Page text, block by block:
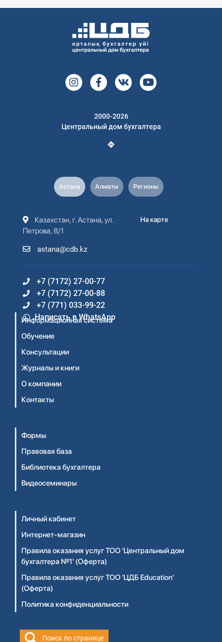
Поиск по странице
2000-2026
Центральный дом бухгалтера
Астана Алматы Регионы
Казахстан, г. Астана, ул.
Петрова, 8/1
astana@cdb.kz
На карте
+7 (7172) 27-00-77
+7 (7172) 27-00-88
+7 (771) 033-99-22
Написать в WhatsApp
Информационная система
Обучение
Консультации
Журналы и книги
О компании
Контакты
Формы
Правовая база
Библиотека бухгалтера
Видеосеминары
Личный кабинет
Интернет-магазин
Правила оказания услуг ТОО 'Центральный дом
бухгалтера №1' (Оферта)
Правила оказания услуг ТОО 'ЦДБ Education'
(Оферта)
Политика конфиденциальности